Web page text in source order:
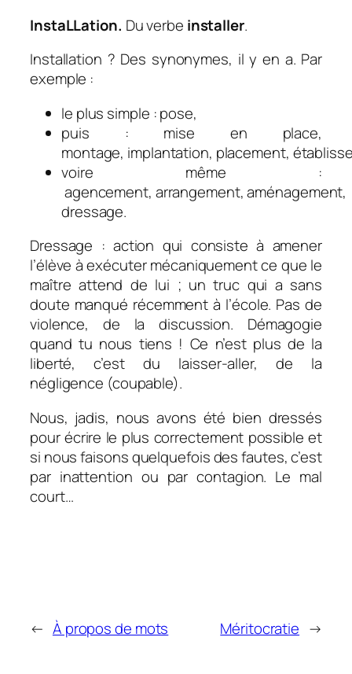
InstaLLation. Du verbe installer.
Installation ? Des synonymes, il y en a. Par
exemple :
le plus simple : pose,
puis : mise en place,
montage, implantation, placement,
voire même :
agencement, arrangement,aménagement,
dressage.
Dressage : action qui consiste à amener
l’élève à exécuter mécaniquement ce que le
maître attend de lui ; un truc qui a sans
doute manqué récemment à l’école. Pas de
violence, de la discussion. Démagogie
quand tu nous tiens ! Ce n’est plus de la
liberté, c’est du laisser-aller, de la
négligence (coupable).
Nous, jadis, nous avons été bien dressés
pour écrire le plus correctement possible et
si nous faisons quelquefois des fautes, c’est
par inattention ou par contagion. Le mal
court…
← À propos de mots Méritocratie →